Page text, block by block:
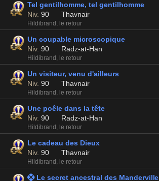
Tel gentilhomme, tel gentilhomme
Niv. 90 Thavnair
Hildibrand, le retour
Un coupable microscopique
Niv. 90 Radz-at-Han
Hildibrand, le retour
Un visiteur, venu d'ailleurs
Niv. 90 Thavnair
Hildibrand, le retour
Une poêle dans la tête
Niv. 90 Radz-at-Han
Hildibrand, le retour
Le cadeau des Dieux
Niv. 90 Thavnair
Hildibrand, le retour
 Le secret ancestral des Manderville